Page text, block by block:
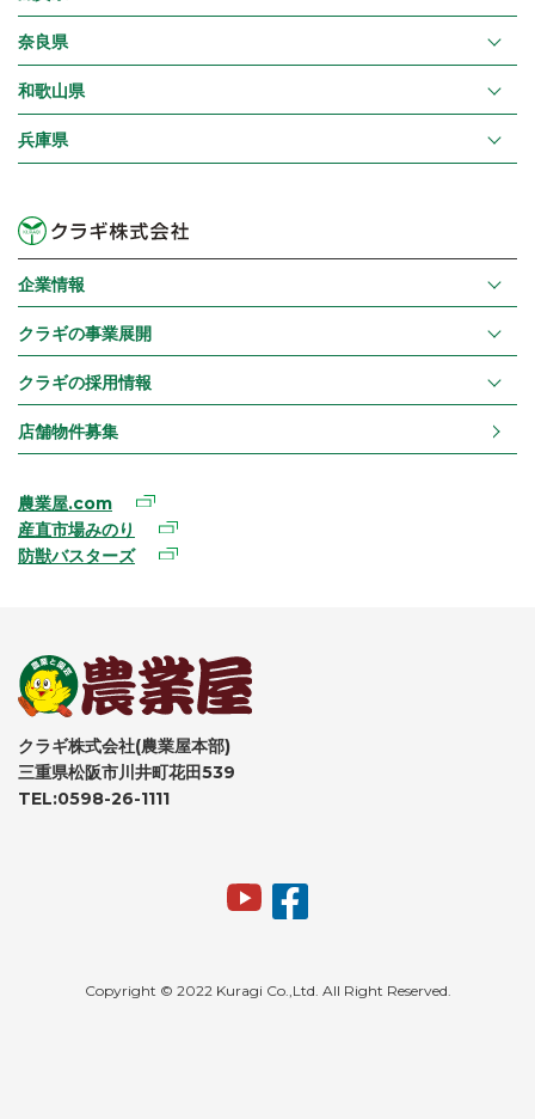
奈良県
和歌山県
兵庫県
企業情報
クラギの事業展開
クラギの採用情報
店舗物件募集
農業屋.com
産直市場みのり
防獣バスターズ
クラギ株式会社(農業屋本部)
三重県松阪市川井町花田539
TEL:0598-26-1111
Copyright © 2022 Kuragi Co.,Ltd. All Right Reserved.